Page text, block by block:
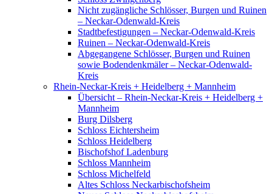
Nicht zugängliche Schlösser, Burgen und Ruinen
– Neckar-Odenwald-Kreis
Stadtbefestigungen – Neckar-Odenwald-Kreis
Ruinen – Neckar-Odenwald-Kreis
Abgegangene Schlösser, Burgen und Ruinen
sowie Bodendenkmäler – Neckar-Odenwald-
Kreis
Rhein-Neckar-Kreis + Heidelberg + Mannheim
Übersicht – Rhein-Neckar-Kreis + Heidelberg +
Mannheim
Burg Dilsberg
Schloss Eichtersheim
Schloss Heidelberg
Bischofshof Ladenburg
Schloss Mannheim
Schloss Michelfeld
Altes Schloss Neckarbischofsheim